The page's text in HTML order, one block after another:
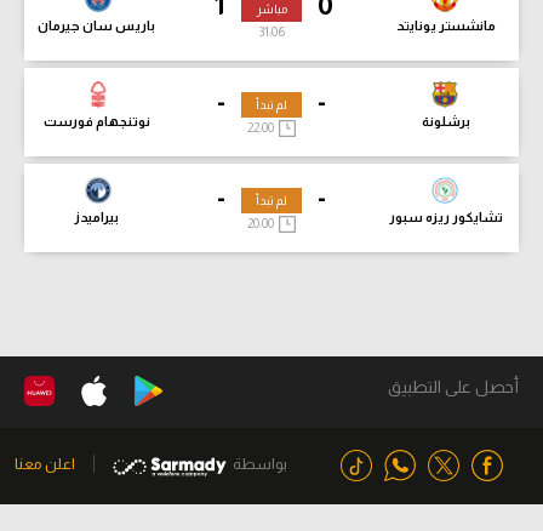
مانشستر يونايتد باريس سان جيرمان
مباشر
31:08
-
برشلونة
-
نوتنجهام فورست
لم تبدأ
-
تشايكور ريزه سبور
-
بيراميدز
لم تبدأ
أحصل على التطبيق
بواسطة اعلن معنا